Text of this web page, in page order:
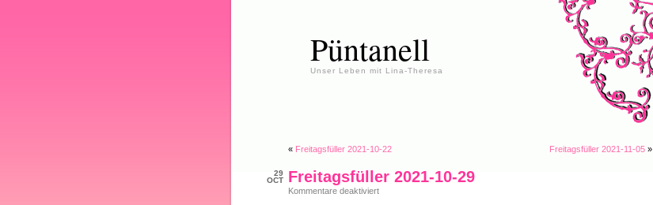
Püntanell
Unser Leben mit Lina-Theresa
« Freitagsfüller 2021-10-22 Freitagsfüller 2021-11-05 »
29
OCT
Freitagsfüller 2021-10-29
Kommentare deaktiviertfür